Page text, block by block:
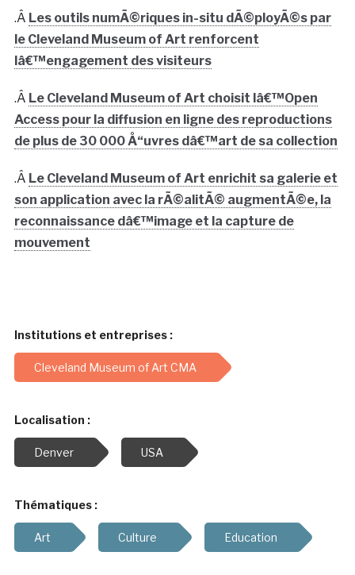
.Â Les outils numÃ©riques in-situ dÃ©ployÃ©s par
le Cleveland Museum of Art renforcent
lâ€™engagement des visiteurs
.Â Le Cleveland Museum of Art choisit lâ€™Open
Access pour la diffusion en ligne des reproductions
de plus de 30 000 Å“uvres dâ€™art de sa collection
.Â Le Cleveland Museum of Art enrichit sa galerie et
son application avec la rÃ©alitÃ© augmentÃ©e, la
reconnaissance dâ€™image et la capture de
mouvement
Institutions et entreprises :
Cleveland Museum of Art CMA
Localisation :
Denver USA
Thématiques :
Art Culture Education